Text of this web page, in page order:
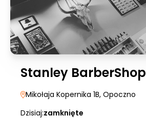
Stanley BarberShop
Mikołaja Kopernika 1B, Opoczno
Dzisiaj:zamknięte